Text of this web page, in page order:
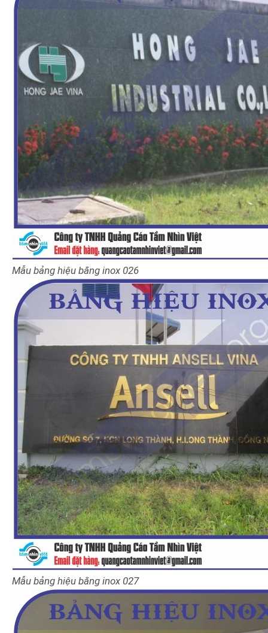
Mẫu bảng hiệu bằng inox 026
Mẫu bảng hiệu bằng inox 027